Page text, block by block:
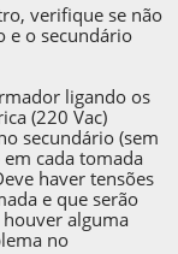
verifique se não
e o secundário
ligando os
(220 Vac)
secundário (sem
cada tomada
haver tensões
e que serão
houver alguma
no